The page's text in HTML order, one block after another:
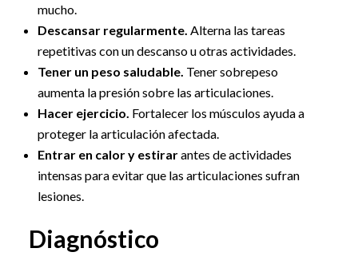
mucho.
Descansar regularmente. Alterna las tareas
repetitivas con un descanso u otras actividades.
Tener un peso saludable. Tener sobrepeso
aumenta la presión sobre las articulaciones.
Hacer ejercicio. Fortalecer los músculos ayuda a
proteger la articulación afectada.
Entrar en calor y estirarantes de actividades
intensas para evitar que las articulaciones sufran
lesiones.
Diagnóstico